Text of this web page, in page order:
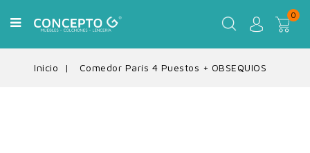
0
Inicio Comedor París 4 Puestos + OBSEQUIOS